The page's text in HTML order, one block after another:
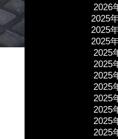
2026
2025
2025
2025
2025
2025
2025
2025
2025
2025
2025
2025